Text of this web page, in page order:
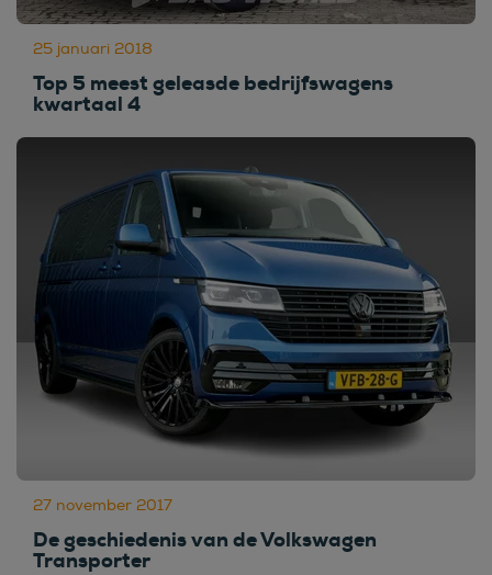
25 januari 2018
Top 5 meest geleasde bedrijfswagens
kwartaal 4
27 november 2017
De geschiedenis van de Volkswagen
Transporter